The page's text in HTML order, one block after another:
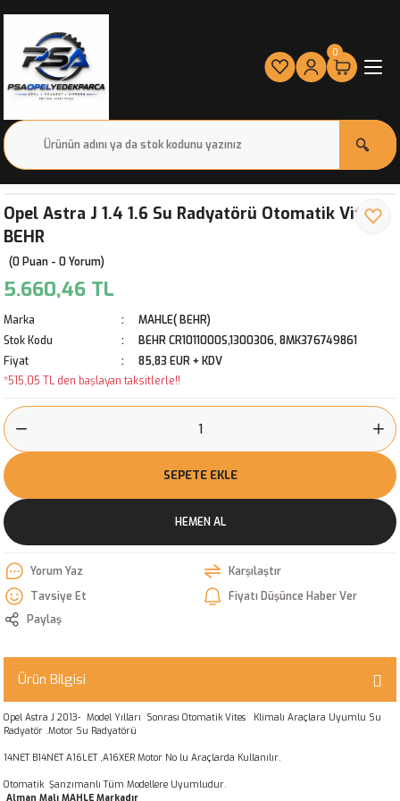
0
Opel Astra J 1.4 1.6 Su Radyatörü Otomatik Vites
BEHR
(0 Puan - 0 Yorum)
5.660,46 TL
Marka
MAHLE( BEHR)
Stok Kodu
BEHR CR1011000S,1300306, 8MK376749861
Fiyat
85,83 EUR + KDV
*515,05 TL den başlayan taksitlerle!!
SEPETE EKLE
HEMEN AL
Yorum Yaz
Karşılaştır
Tavsiye Et
Fiyatı Düşünce Haber Ver
Paylaş
Ürün Bilgisi
Opel Astra J 2013- Model Yılları Sonrası Otomatik Vites Klimalı Araçlara Uyumlu Su
Radyatör .Motor Su Radyatörü
14NET B14NET A16LET ,A16XER Motor No lu Araçlarda Kullanılır.
Otomatik Şanzımanlı Tüm Modellere Uyumludur.
Alman Malı MAHLE Markadır